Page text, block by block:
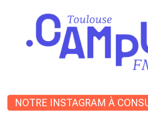
NOTRE INSTAGRAM À